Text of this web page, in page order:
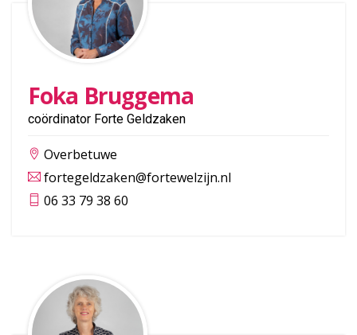
Foka Bruggema
coördinator Forte Geldzaken
Overbetuwe
fortegeldzaken@fortewelzijn.nl
06 33 79 38 60